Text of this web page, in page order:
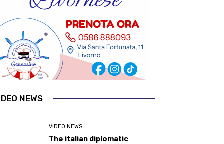
NEWS
VIDEO NEWS
The italian diplomatic